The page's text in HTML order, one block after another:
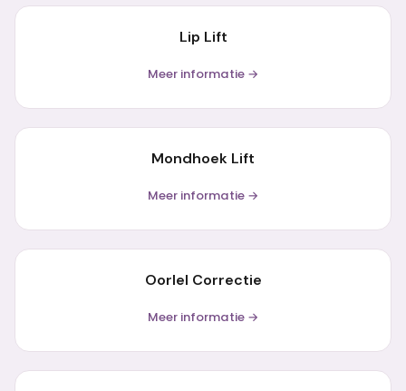
Lip Lift
Meer informatie →
Mondhoek Lift
Meer informatie →
Oorlel Correctie
Meer informatie →